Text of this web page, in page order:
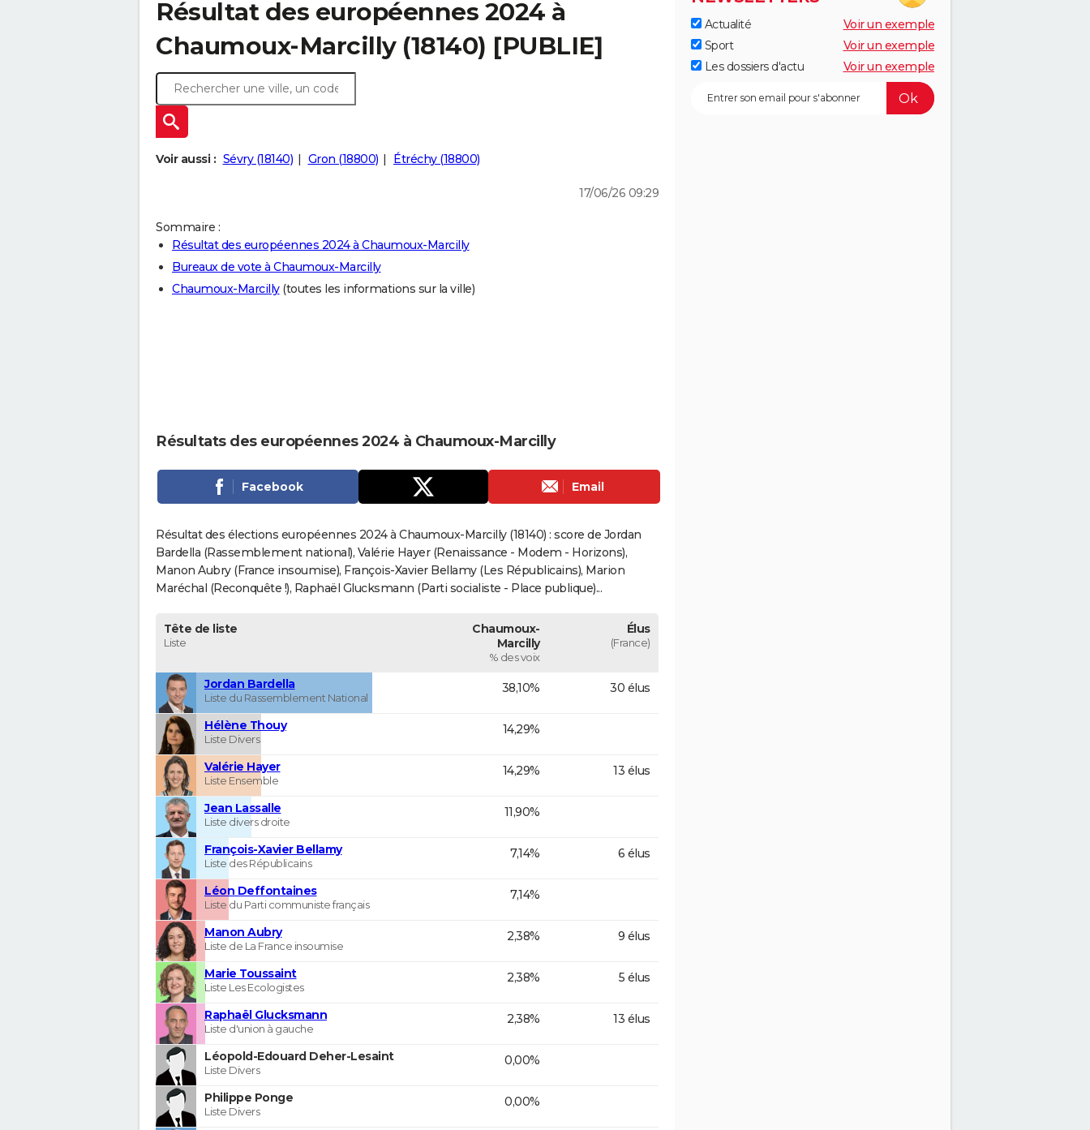
Résultat des européennes 2024 à
Chaumoux-Marcilly (18140) [PUBLIE]
Voir aussi : Sévry (18140) Gron (18800) Étréchy (18800)
17/06/26 09:29
Sommaire :
Résultat des européennes 2024 à Chaumoux-Marcilly
Bureaux de vote à Chaumoux-Marcilly
Chaumoux-Marcilly(toutes les informations sur la ville)
Résultats des européennes 2024 à Chaumoux-Marcilly
Facebook Email
Résultat des élections européennes 2024 à Chaumoux-Marcilly (18140) : score de Jordan
Bardella (Rassemblement national), Valérie Hayer (Renaissance - Modem - Horizons),
Manon Aubry (France insoumise), François-Xavier Bellamy (Les Républicains), Marion
Maréchal (Reconquête !), Raphaël Glucksmann (Parti socialiste - Place publique)...
Tête de liste
Liste
Chaumoux-
Marcilly
% des voix
Élus
(France)
Jordan Bardella
Liste du Rassemblement National
38,10% 30 élus
Hélène Thouy
Liste Divers
14,29%
Valérie Hayer
Liste Ensemble
14,29% 13 élus
Jean Lassalle
Liste divers droite
11,90%
François-Xavier Bellamy
Liste des Républicains
7,14% 6 élus
Léon Deffontaines
Liste du Parti communiste français
7,14%
Manon Aubry
Liste de La France insoumise
2,38% 9 élus
Marie Toussaint
Liste Les Ecologistes
2,38% 5 élus
Raphaël Glucksmann
Liste d'union à gauche
2,38% 13 élus
Léopold-Edouard Deher-Lesaint
Liste Divers
0,00%
Philippe Ponge
Liste Divers
0,00%
Actualité
Voir un exemple
Sport
Voir un exemple
Les dossiers d'actu
Voir un exemple